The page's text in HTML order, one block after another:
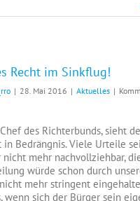
Recht im Sinkflug!
| 28. Mai 2016 | Aktuelles |
Chef des Richterbunds, sieht
in Bedrängnis. Viele Urteile
nicht mehr nachvollziehbar,
würde schon durch
mehr stringent
wenn sich der Bürger sein